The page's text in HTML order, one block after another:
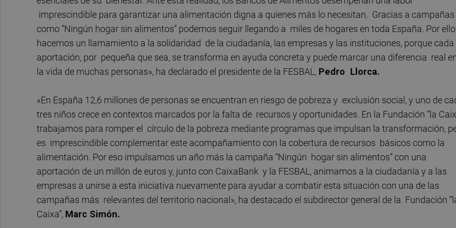
imprescindible para garantizar una alimentación digna a quienes más lo necesitan. Gracias a campañas
como “Ningún hogar sin alimentos” podemos seguir llegando a miles de hogares en toda España. Por
hacemos un llamamiento a la solidaridad de la ciudadanía, las empresas y las instituciones, porque cada
aportación, por pequeña que sea, se transforma en ayuda concreta y puede marcar una diferencia real
la vida de muchas personas», ha declarado el presidente de la FESBAL, Pedro Llorca.
«En España 12,6 millones de personas se encuentran en riesgo de pobreza y exclusión social, y uno de
tres niños crece en contextos marcados por la falta de recursos y oportunidades. En la Fundación ”la
trabajamos para romper el círculo de la pobreza mediante programas que impulsan la transformación,
es imprescindible complementar este acompañamiento con la cobertura de recursos básicos como la
alimentación. Por eso impulsamos un año más la campaña “Ningún hogar sin alimentos” con una
aportación de un millón de euros y, junto con CaixaBank y la FESBAL, animamos a la ciudadanía y a las
empresas a unirse a esta iniciativa nuevamente para ayudar a combatir esta situación con una de las
campañas más relevantes del territorio nacional», ha destacado el subdirector general de la Fundación
Caixa”, Marc Simón.